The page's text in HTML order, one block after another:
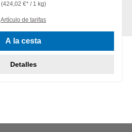
(424,02 €* / 1 kg)
Artículo de tarifas
A la cesta
Detalles